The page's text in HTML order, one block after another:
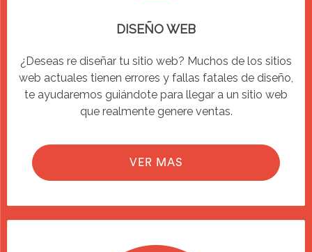
DISEÑO WEB
¿Deseas re diseñar tu sitio web? Muchos de los sitios
web actuales tienen errores y fallas fatales de diseño,
te ayudaremos guiándote para llegar a un sitio web
que realmente genere ventas.
VER MAS